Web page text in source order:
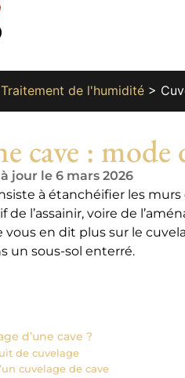
Traitement de l'humidité >
cave : mode
jour le 6 mars 2026
à étanchéifier les
de l’assainir, voire de
vous en dit plus sur le
un sous-sol enterré.
d’une cave ?
de cuvelage
cuvelage de cave